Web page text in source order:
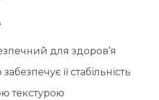
для здоров’я
її стабільність
текстурою